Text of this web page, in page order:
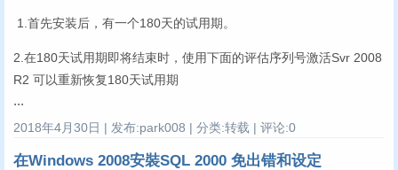
1.首先安装后，有一个180天的试用期。
2.在180天试用期即将结束时，使用下面的评估序列号激活Svr 2008
R2 可以重新恢复180天试用期
...
2018年4月30日 | 发布:park008 | 分类:转载 | 评论:0
在Windows 2008安裝SQL 2000 免出错和设定